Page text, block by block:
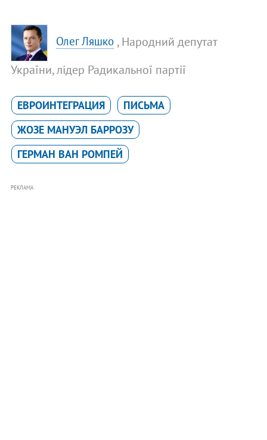
Олег Ляшко , Народний депутат
України, лідер Радикальної партії
ЕВРОИНТЕГРАЦИЯ
ПИСЬМА
ЖОЗЕ МАНУЭЛ БАРРОЗУ
ГЕРМАН ВАН РОМПЕЙ
РЕКЛАМА